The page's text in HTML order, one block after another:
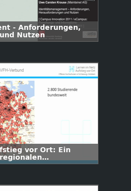
- Anforderungen,
Nutzen
vor Ort: Ein